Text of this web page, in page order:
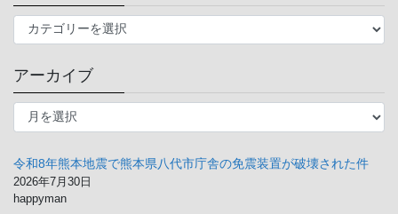
テ
リ
ー
アーカイブ
ア
イ
ブ
令和8年熊本地震で熊本県八代市庁舎の免震装置が破壊された件
2026年7月30日
happyman